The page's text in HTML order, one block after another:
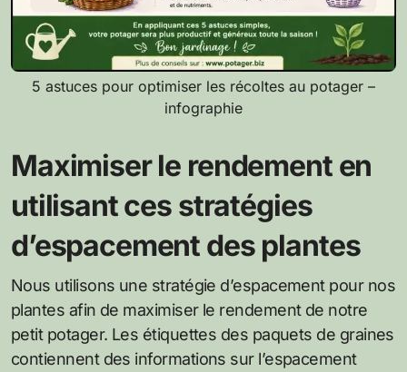
5 astuces pour optimiser les récoltes au potager –
infographie
Maximiser le rendement en
utilisant ces stratégies
d’espacement des plantes
Nous utilisons une stratégie d’espacement pour nos
plantes afin de maximiser le rendement de notre
petit potager. Les étiquettes des paquets de graines
contiennent des informations sur l’espacement